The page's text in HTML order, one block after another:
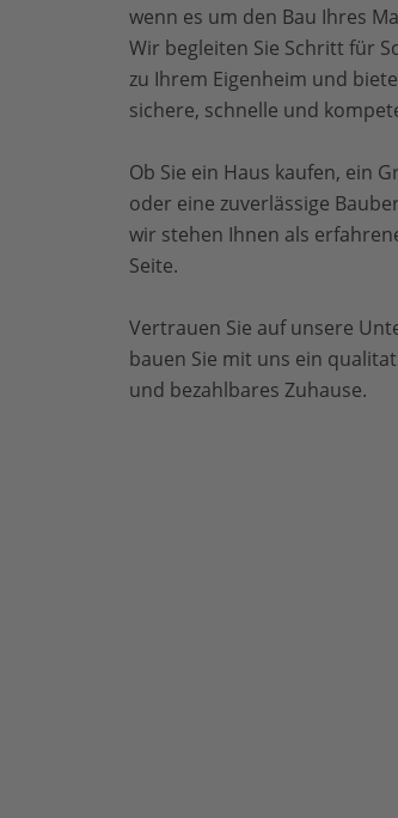
wenn es um den Bau Ihres
Wir begleiten Sie Schritt für
zu Ihrem Eigenheim und
sichere, schnelle und
Ob Sie ein Haus kaufen, ein
oder eine zuverlässige
wir stehen Ihnen als
Seite.
Vertrauen Sie auf unsere
bauen Sie mit uns ein
und bezahlbares Zuhause.